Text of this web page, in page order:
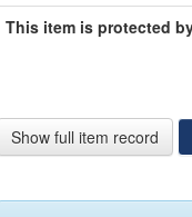
This item is protected
Show full item record